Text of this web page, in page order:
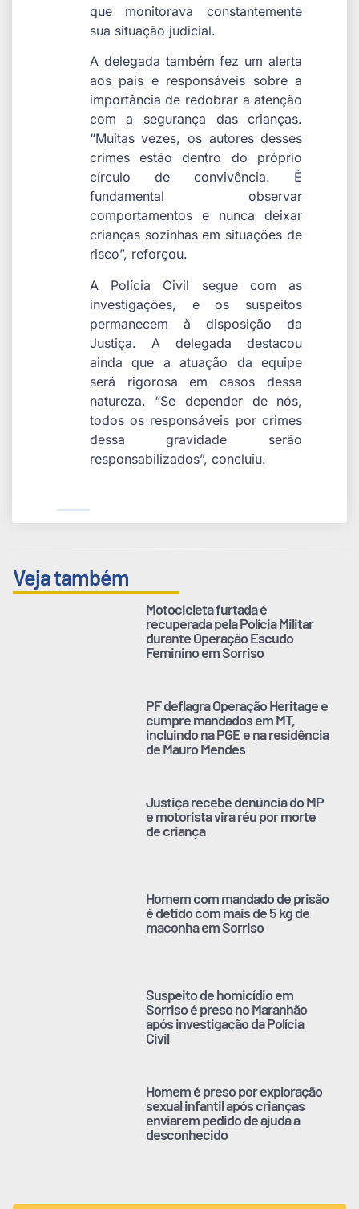
que monitorava constantemente
sua situação judicial.
A delegada também fez um alerta
aos pais e responsáveis sobre a
importância de redobrar a atenção
com a segurança das crianças.
“Muitas vezes, os autores desses
crimes estão dentro do próprio
círculo de convivência. É
fundamental observar
comportamentos e nunca deixar
crianças sozinhas em situações de
risco”, reforçou.
A Polícia Civil segue com as
investigações, e os suspeitos
permanecem à disposição da
Justiça. A delegada destacou
ainda que a atuação da equipe
será rigorosa em casos dessa
natureza. “Se depender de nós,
todos os responsáveis por crimes
dessa gravidade serão
responsabilizados”, concluiu.
Veja também
Motocicleta furtada é
recuperada pela Polícia Militar
durante Operação Escudo
Feminino em Sorriso
PF deflagra Operação Heritage e
cumpre mandados em MT,
incluindo na PGE e na residência
de Mauro Mendes
Justiça recebe denúncia do MP
e motorista vira réu por morte
de criança
Homem com mandado de prisão
é detido com mais de 5 kg de
maconha em Sorriso
Suspeito de homicídio em
Sorriso é preso no Maranhão
após investigação da Polícia
Civil
Homem é preso por exploração
sexual infantil após crianças
enviarem pedido de ajuda a
desconhecido